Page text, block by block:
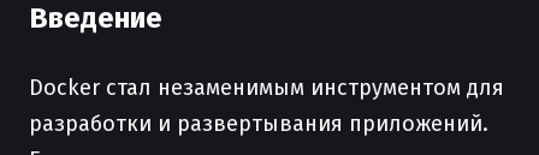
Введение
Docker стал незаменимым инструментом для
разработки и развертывания приложений.